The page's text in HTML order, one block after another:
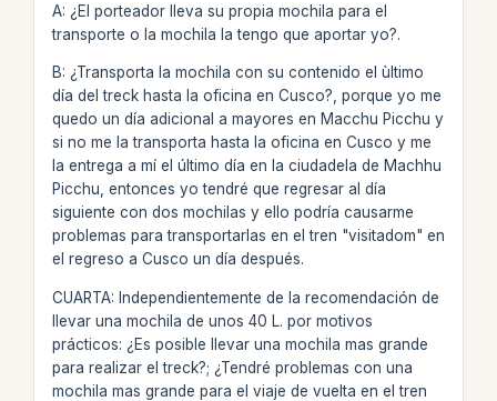
A: ¿El porteador lleva su propia mochila para el
transporte o la mochila la tengo que aportar yo?.
B: ¿Transporta la mochila con su contenido el ùltimo
día del treck hasta la oficina en Cusco?, porque yo me
quedo un día adicional a mayores en Macchu Picchu y
si no me la transporta hasta la oficina en Cusco y me
la entrega a mí el último día en la ciudadela de Machhu
Picchu, entonces yo tendré que regresar al día
siguiente con dos mochilas y ello podría causarme
problemas para transportarlas en el tren "visitadom" en
el regreso a Cusco un día después.
CUARTA: Independientemente de la recomendación de
llevar una mochila de unos 40 L. por motivos
prácticos: ¿Es posible llevar una mochila mas grande
para realizar el treck?; ¿Tendré problemas con una
mochila mas grande para el viaje de vuelta en el tren